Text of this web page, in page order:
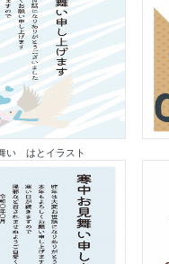
い はとイラスト